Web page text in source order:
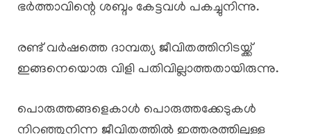
ഭർത്താവിന്റെ ശബ്ദം കേട്ടവൾ പകച്ചുനിന്നു.
രണ്ട് വർഷത്തെ ദാമ്പത്യ ജീവിതത്തിനിടയ്ക്ക്
ഇങ്ങനെയൊരു വിളി പതിവില്ലാത്തതായിരുന്നു.
പൊരുത്തങ്ങളെകാൾ പൊരുത്തക്കേടുകൾ
നിറഞ്ഞുനിന്ന ജീവിതത്തിൽ ഇത്തരത്തിലുള്ള